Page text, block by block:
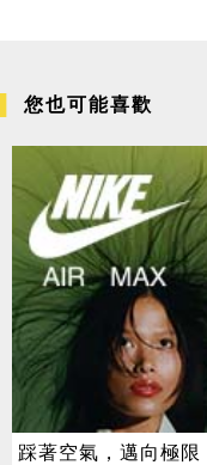
您也可能喜歡
踩著空氣，邁向極